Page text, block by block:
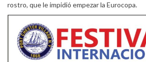
rostro, que le impidió empezar la Eurocopa.